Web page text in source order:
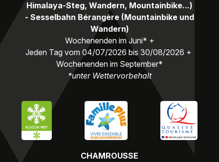
CHAMROUSSE
Himalaya-Steg, Wandern, Mountainbike...)
- Sesselbahn Bérangère (Mountainbike und
Wandern)
Wochenenden im Juni* +
Jeden Tag vom 04/07/2026 bis 30/08/2026 +
Wochenenden im September*
*unter Wettervorbehalt